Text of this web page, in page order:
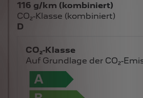
CO₂-Klasse (kombiniert)
D
Auf Grundlage der CO₂-